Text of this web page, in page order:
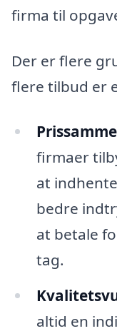
firma til
Der er flere
flere tilbud er
firmaer
at
bedre
at betale
tag.
altid en